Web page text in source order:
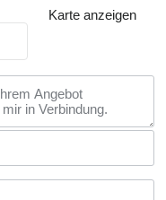
Karte anzeigen